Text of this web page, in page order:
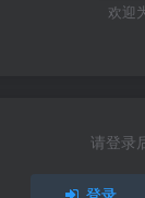
整地保存在逻
RS」（
修改的游戏规则
欢迎
请登录
登录